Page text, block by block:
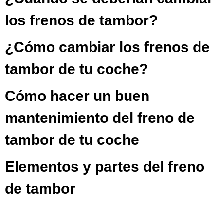
los frenos de tambor?
¿Cómo cambiar los frenos de
tambor de tu coche?
Cómo hacer un buen
mantenimiento del freno de
tambor de tu coche
Elementos y partes del freno
de tambor